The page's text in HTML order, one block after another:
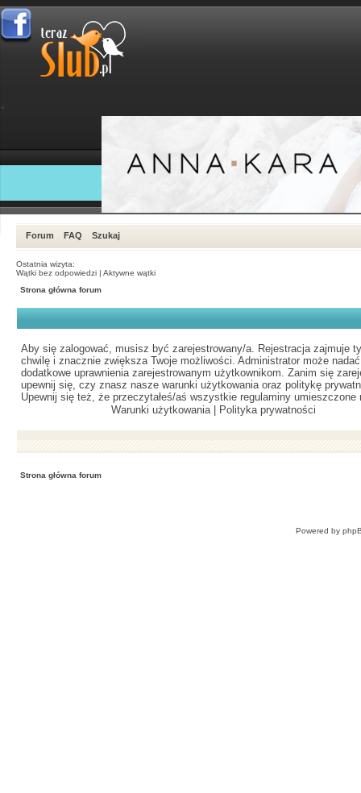
Forum FAQ Szukaj
Ostatnia wizyta:
Wątki bez odpowiedzi | Aktywne wątki
Strona główna forum
Aby się zalogować, musisz być zarejestrowany/a. Rejestracja zajmuje
chwilę i znacznie zwiększa Twoje możliwości. Administrator może nadać
dodatkowe uprawnienia zarejestrowanym użytkownikom. Zanim się
upewnij się, czy znasz nasze warunki użytkowania oraz politykę
Upewnij się też, że przeczytałeś/aś wszystkie regulaminy umieszczone
Warunki użytkowania| Polityka prywatności
Strona główna forum
Powered by